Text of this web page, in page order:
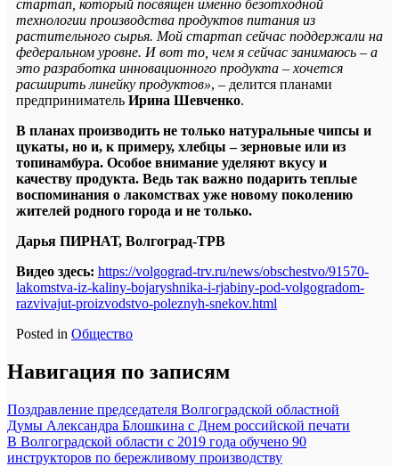
стартап, который посвящен именно безотходной
технологии производства продуктов питания из
растительного сырья. Мой стартап сейчас поддержали на
федеральном уровне. И вот то, чем я сейчас занимаюсь – а
это разработка инновационного продукта – хочется
расширить линейку продуктов», – делится планами
предприниматель Ирина Шевченко.
В планах производить не только натуральные чипсы и
цукаты, но и, к примеру, хлебцы – зерновые или из
топинамбура. Особое внимание уделяют вкусу и
качеству продукта. Ведь так важно подарить теплые
воспоминания о лакомствах уже новому поколению
жителей родного города и не только.
Дарья ПИРНАТ, Волгоград-ТРВ
Видео здесь: https://volgograd-trv.ru/news/obschestvo/91570-
lakomstva-iz-kaliny-bojaryshnika-i-rjabiny-pod-volgogradom-
razvivajut-proizvodstvo-poleznyh-snekov.html
Posted in Общество
Навигация по записям
Поздравление председателя Волгоградской областной
Думы Александра Блошкина с Днем российской печати
В Волгоградской области с 2019 года обучено 90
инструкторов по бережливому производству